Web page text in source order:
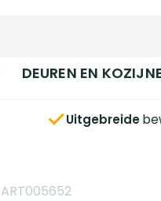
DEUREN EN
Uitgebreide
ART005652